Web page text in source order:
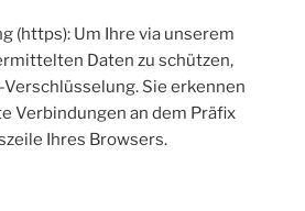
(https): Um Ihre via unserem
Daten zu schützen,
Sie erkennen
Verbindungen an dem Präfix
Ihres Browsers.